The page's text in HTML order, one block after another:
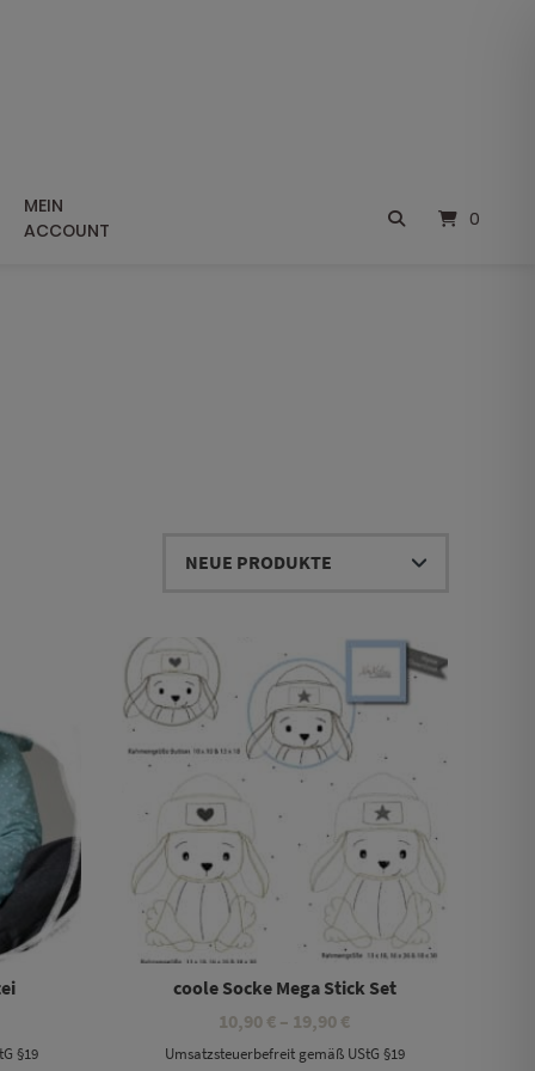
MEIN
ACCOUNT
0
§19
coole Socke Mega Stick Set
10,90 € – 19,90 €Preisspanne:
bis
Umsatzsteuerbefreit gemäß UStG §19